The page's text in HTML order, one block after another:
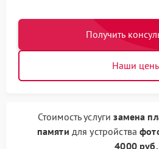
Получить
Наши
Стоимость услугизамена
памяти для устройства
4000 руб.